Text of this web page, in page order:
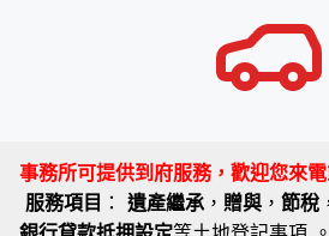
事務所可提供到府服務，歡迎您來電
服務項目 ： 遺產繼承 ， 贈與 ， 節稅